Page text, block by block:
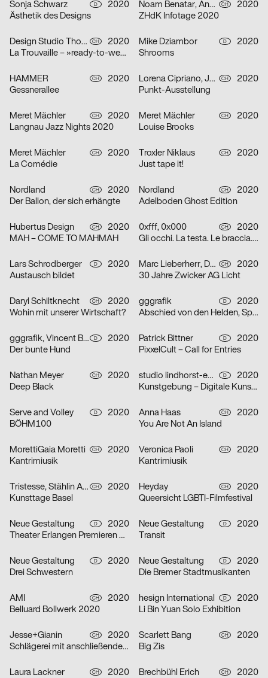
Sonja Schwarz D
2020
Ästhetik des Designs
Noam Benatar, Anamaria Fernandez, Vilté Jurgutyté, Keller Samara CH
2020
ZHdK Infotage 2020
Design Studio Thom Pfister CH
2020
La Trouvaille – »ready-to-wear«
Mike Dziambor D
2020
Shrooms
HAMMER CH
2020
Gessnerallee
Lorena Cipriano, Julia Hoogkamer CH
2020
Punkt-Ausstellung
Meret Mächler CH
2020
Langnau Jazz Nights 2020
Meret Mächler CH
2020
Louise Brooks
Meret Mächler CH
2020
La Comédie
Troxler Niklaus CH
2020
Just tape it!
Nordland CH
2020
Der Ballon, der sich erhängte
Nordland CH
2020
Adelboden Ghost Edition
Hubertus Design CH
2020
MAH – COME TO MAHMAH
0xfff, 0x000 CH
2020
Gli occhi. La testa. Le braccia. Le mani. Il cuore. Grazie.
Lars Schrodberger D
2020
Austausch bildet
Marc Lieberherr, David Zwicker CH
2020
30 Jahre Zwicker AG Licht
Daryl Schiltknecht CH
2020
Wohin mit unserer Wirtschaft?
gggrafik D
2020
Abschied von den Helden, Spielzeit 19/20
gggrafik, Vincent Brod D
2020
Der bunte Hund
Patrick Bittner D
2020
PixxelCult – Call for Entries
Nathan Meyer CH
2020
Deep Black
studio lindhorst-emme D
2020
Kunstgebung – Digitale Kunstauktion
Serve and Volley D
2020
BÖHM100
Anna Haas CH
2020
You Are Not An Island
MorettiGaia Moretti CH
2020
Kantrimiusik
Veronica Paoli CH
2020
Kantrimiusik
Tristesse, Stählin Alena CH
2020
Kunsttage Basel
Heyday CH
2020
Queersicht LGBTI-Filmfestival
Neue Gestaltung D
2020
Theater Erlangen Premieren 20/21
Neue Gestaltung D
2020
Transit
Neue Gestaltung D
2020
Drei Schwestern
Neue Gestaltung D
2020
Die Bremer Stadtmusikanten
AMI CH
2020
Belluard Bollwerk 2020
hesign International D
2020
Li Bin Yuan Solo Exhibition
Jesse+Gianin CH
2020
Schlägerei mit anschließender Diskussion
Scarlett Bang CH
2020
Big Zis
Laura Lackner CH
2020
Brechbühl Erich CH
2020